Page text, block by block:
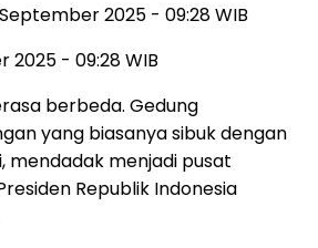
2025 - 09:28 WIB
2025 - 09:28 WIB
berbeda. Gedung
yang biasanya sibuk dengan
mendadak menjadi pusat
Republik Indonesia